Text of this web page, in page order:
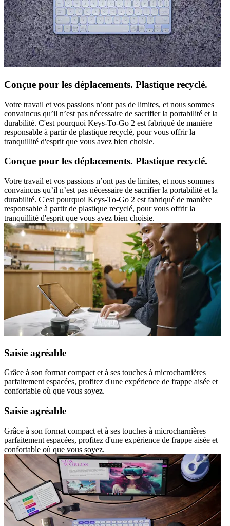
Conçue pour les déplacements. Plastique recyclé.
Votre travail et vos passions n’ont pas de limites, et nous sommes
convaincus qu’il n’est pas nécessaire de sacrifier la portabilité et la
durabilité. C'est pourquoi Keys-To-Go 2 est fabriqué de manière
responsable à partir de plastique recyclé, pour vous offrir la
tranquillité d'esprit que vous avez bien choisie.
Conçue pour les déplacements. Plastique recyclé.
Votre travail et vos passions n’ont pas de limites, et nous sommes
convaincus qu’il n’est pas nécessaire de sacrifier la portabilité et la
durabilité. C'est pourquoi Keys-To-Go 2 est fabriqué de manière
responsable à partir de plastique recyclé, pour vous offrir la
tranquillité d'esprit que vous avez bien choisie.
Saisie agréable
Grâce à son format compact et à ses touches à microcharnières
parfaitement espacées, profitez d'une expérience de frappe aisée et
confortable où que vous soyez.
Saisie agréable
Grâce à son format compact et à ses touches à microcharnières
parfaitement espacées, profitez d'une expérience de frappe aisée et
confortable où que vous soyez.